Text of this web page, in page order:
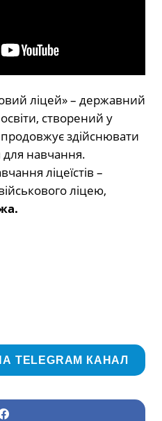
ліцей» – державний
створений у
здійснювати
для навчання.
ліцеїстів –
ліцею,
TELEGRAM КАНАЛ